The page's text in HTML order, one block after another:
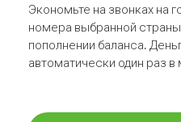
Экономьте на звонках на
номера выбранной страны
пополнении баланса.
автоматически один раз в